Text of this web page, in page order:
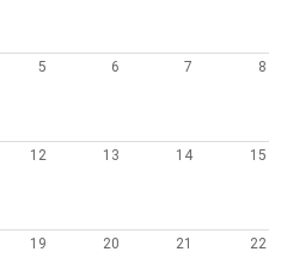
5 6 7 8
12 13 14 15
19 20 21 22